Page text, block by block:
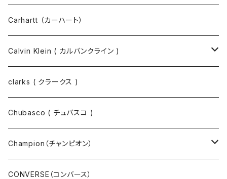
財布 / キーケース
キーホルダー / スマホスタンド
パーカ
コート
シャツ
半袖シャツ
長袖シャツ
スウェット
パーカー
ニット
ジャケット
Carhartt （カーハート）
Calvin Klein ( カルバンクライン )
ジャケット
パーカー
clarks ( クラークス )
Chubasco ( チュバスコ )
Champion（チャンピオン）
スウェットパンツ
CONVERSE（コンバース）